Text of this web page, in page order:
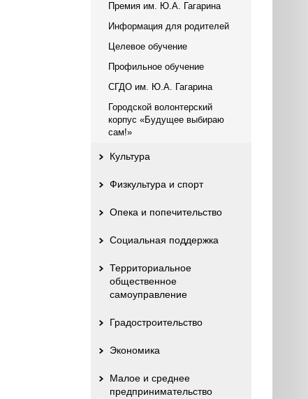
Премия им. Ю.А. Гагарина
Информация для родителей
Целевое обучение
Профильное обучение
СГДО им. Ю.А. Гагарина
Городской волонтерский
корпус «Будущее выбираю
сам!»
Культура
Физкультура и спорт
Опека и попечительство
Социальная поддержка
Территориальное
общественное
самоуправление
Градостроительство
Экономика
Малое и среднее
предпринимательство